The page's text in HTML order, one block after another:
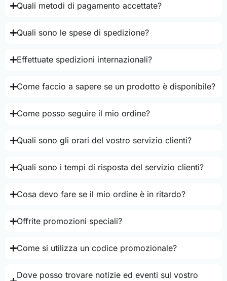
Quali metodi di pagamento accettate?
Quali sono le spese di spedizione?
Effettuate spedizioni internazionali?
Come faccio a sapere se un prodotto è disponibile?
Come posso seguire il mio ordine?
Quali sono gli orari del vostro servizio clienti?
Quali sono i tempi di risposta del servizio clienti?
Cosa devo fare se il mio ordine è in ritardo?
Offrite promozioni speciali?
Come si utilizza un codice promozionale?
Dove posso trovare notizie ed eventi sul vostro